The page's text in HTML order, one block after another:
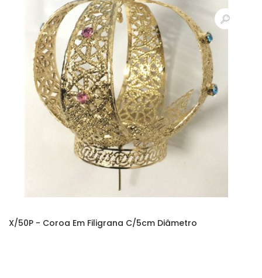
X/50P - Coroa Em Filigrana C/5cm Diâmetro